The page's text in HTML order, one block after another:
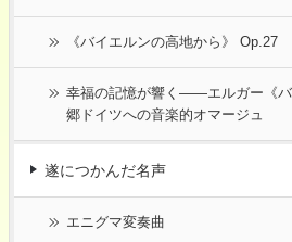
《バイエルンの高地から》 Op.27
幸福の記憶が響く――エルガー《
郷ドイツへの音楽的オマージュ
遂につかんだ名声
エニグマ変奏曲